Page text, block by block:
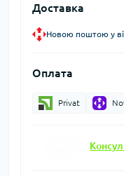
Доставка
Новою поштою у
Оплата
Privat